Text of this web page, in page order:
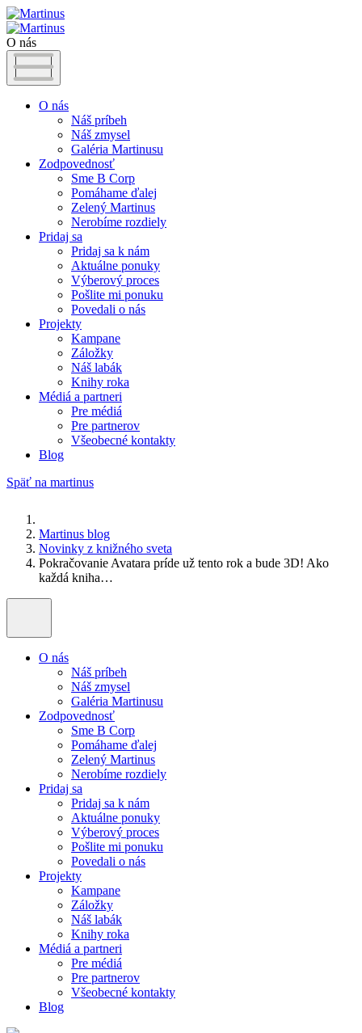
O nás
O nás
Náš príbeh
Náš zmysel
Galéria Martinusu
Zodpovednosť
Sme B Corp
Pomáhame ďalej
Zelený Martinus
Nerobíme rozdiely
Pridaj sa
Pridaj sa k nám
Aktuálne ponuky
Výberový proces
Pošlite mi ponuku
Povedali o nás
Projekty
Kampane
Záložky
Náš labák
Knihy roka
Médiá a partneri
Pre médiá
Pre partnerov
Všeobecné kontakty
Blog
Späť na martinus
Martinus blog
Novinky z knižného sveta
Pokračovanie Avatara príde už tento rok a bude 3D! Ako
každá kniha…
O nás
Náš príbeh
Náš zmysel
Galéria Martinusu
Zodpovednosť
Sme B Corp
Pomáhame ďalej
Zelený Martinus
Nerobíme rozdiely
Pridaj sa
Pridaj sa k nám
Aktuálne ponuky
Výberový proces
Pošlite mi ponuku
Povedali o nás
Projekty
Kampane
Záložky
Náš labák
Knihy roka
Médiá a partneri
Pre médiá
Pre partnerov
Všeobecné kontakty
Blog